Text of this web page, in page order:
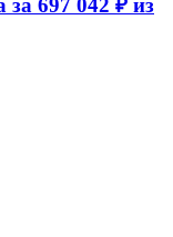
за 697 042 ₽ из